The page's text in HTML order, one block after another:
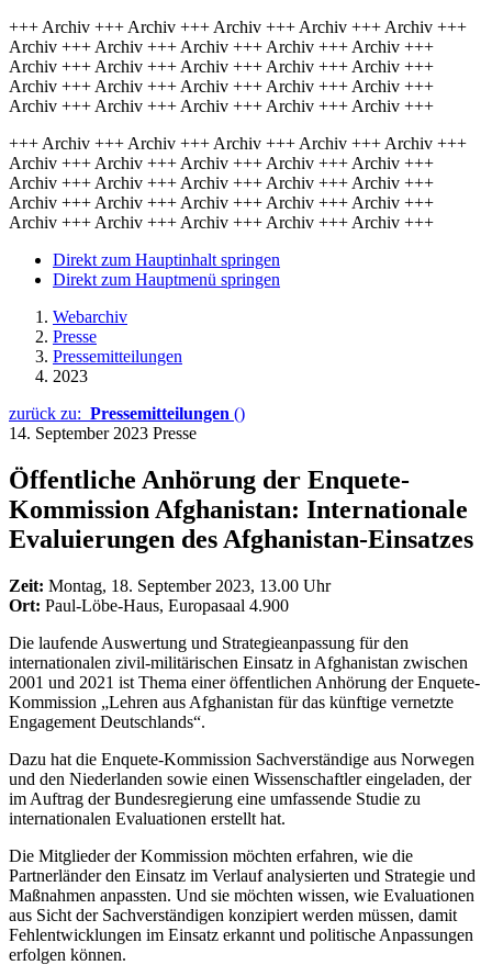
+++ Archiv +++ Archiv +++ Archiv +++ Archiv +++ Archiv +++
Archiv +++ Archiv +++ Archiv +++ Archiv +++ Archiv +++
Archiv +++ Archiv +++ Archiv +++ Archiv +++ Archiv +++
Archiv +++ Archiv +++ Archiv +++ Archiv +++ Archiv +++
Archiv +++ Archiv +++ Archiv +++ Archiv +++ Archiv +++
+++ Archiv +++ Archiv +++ Archiv +++ Archiv +++ Archiv +++
Archiv +++ Archiv +++ Archiv +++ Archiv +++ Archiv +++
Archiv +++ Archiv +++ Archiv +++ Archiv +++ Archiv +++
Archiv +++ Archiv +++ Archiv +++ Archiv +++ Archiv +++
Archiv +++ Archiv +++ Archiv +++ Archiv +++ Archiv +++
Direkt zum Hauptinhalt springen
Direkt zum Hauptmenü springen
Webarchiv
Presse
Pressemitteilungen
2023
zurück zu: Pressemitteilungen ()
14. September 2023 Presse
Öffentliche Anhörung der Enquete-
Kommission Afghanistan: Internationale
Evaluierungen des Afghanistan-Einsatzes
Zeit: Montag, 18. September 2023, 13.00 Uhr
Ort: Paul-Löbe-Haus, Europasaal 4.900
Die laufende Auswertung und Strategieanpassung für den
internationalen zivil-militärischen Einsatz in Afghanistan zwischen
2001 und 2021 ist Thema einer öffentlichen Anhörung der Enquete-
Kommission „Lehren aus Afghanistan für das künftige vernetzte
Engagement Deutschlands“.
Dazu hat die Enquete-Kommission Sachverständige aus Norwegen
und den Niederlanden sowie einen Wissenschaftler eingeladen, der
im Auftrag der Bundesregierung eine umfassende Studie zu
internationalen Evaluationen erstellt hat.
Die Mitglieder der Kommission möchten erfahren, wie die
Partnerländer den Einsatz im Verlauf analysierten und Strategie und
Maßnahmen anpassten. Und sie möchten wissen, wie Evaluationen
aus Sicht der Sachverständigen konzipiert werden müssen, damit
Fehlentwicklungen im Einsatz erkannt und politische Anpassungen
erfolgen können.